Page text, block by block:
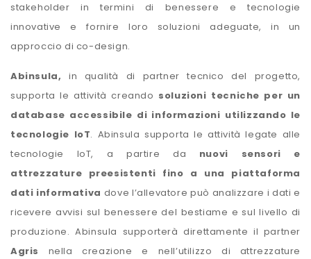
stakeholder in termini di benessere e tecnologie
innovative e fornire loro soluzioni adeguate, in un
approccio di co-design.
Abinsula, in qualità di partner tecnico del progetto,
supporta le attività creando soluzioni tecniche per un
database accessibile di informazioni utilizzando le
tecnologie IoT. Abinsula supporta le attività legate alle
tecnologie IoT, a partire da nuovi sensori e
attrezzature preesistenti fino a una piattaforma
dati informativa dove l’allevatore può analizzare i dati e
ricevere avvisi sul benessere del bestiame e sul livello di
produzione. Abinsula supporterà direttamente il partner
Agris
nella creazione e nell’utilizzo di attrezzature